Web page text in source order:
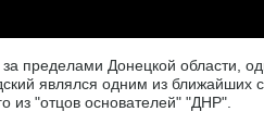
пределами Донецкой области,
являлся одним из ближайших
из "отцов основателей" "ДНР".